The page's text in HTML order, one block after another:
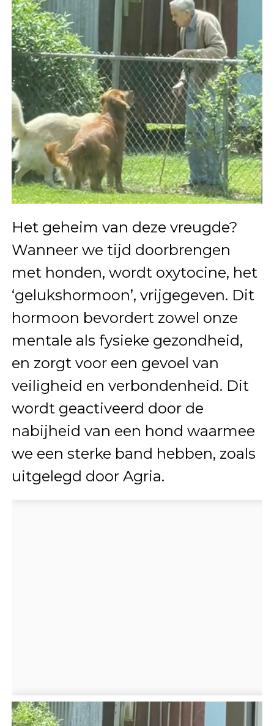
Het geheim van deze vreugde?
Wanneer we tijd doorbrengen
met honden, wordt oxytocine, het
‘gelukshormoon’, vrijgegeven. Dit
hormoon bevordert zowel onze
mentale als fysieke gezondheid,
en zorgt voor een gevoel van
veiligheid en verbondenheid. Dit
wordt geactiveerd door de
nabijheid van een hond waarmee
we een sterke band hebben, zoals
uitgelegd door Agria.